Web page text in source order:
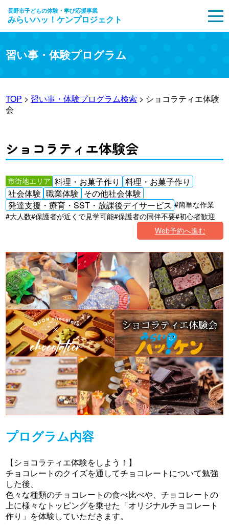
長野市子どもの体験・学び応援事業
みらいハッ！ケンプロジェクト
習い事・体験プログラム
TOP > 習い事・体験プログラム検索 > ショコラティエ体験
会
ショコラティエ体験会
市街地エリア 料理・お菓子作り
料理・お菓子作り
社会体験 職業体験 その他社会体験
発達支援・療育・SST・放課後デイサービス #簡単な作業
#大人数#保護者が近くで見学可能#保護者の同伴不要#初心者歓迎
Web予約へ進む
プログラム内容
【ショコラティエ体験をしよう！】
チョコレートのクイズを通してチョコレートについて勉強
した後、
色々な種類のチョコレートの食べ比べや、チョコレートの
上に様々なトッピングを乗せた「オリジナルチョコレート
作り」を体験していただきます。